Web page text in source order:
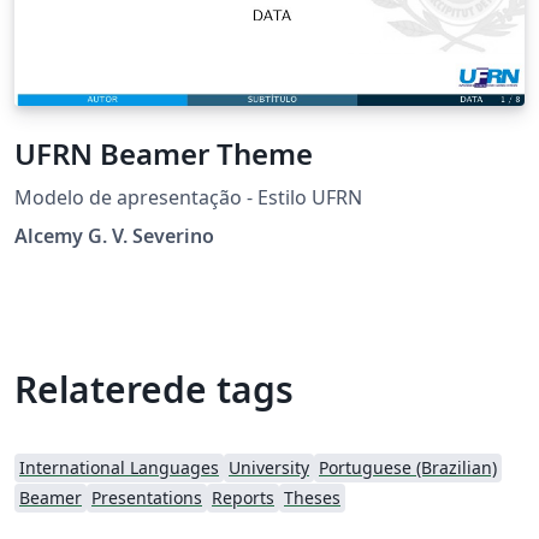
UFRN Beamer Theme
Modelo de apresentação - Estilo UFRN
Alcemy G. V. Severino
Relaterede tags
International Languages University Portuguese (Brazilian)
Beamer Presentations Reports Theses